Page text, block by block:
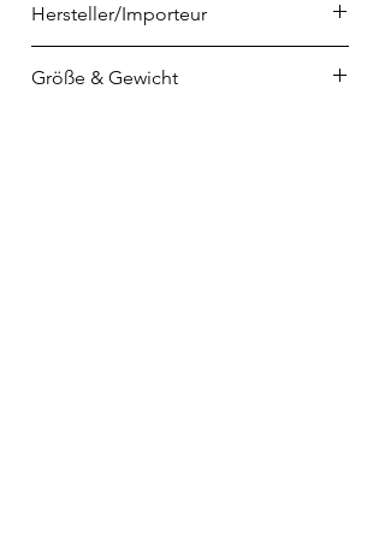
Hersteller/Importeur
Am Redder 2
Größe & Gewicht